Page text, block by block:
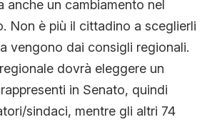
anche un cambiamento nel
Non è più il cittadino a sceglierli
vengono dai consigli regionali.
dovrà eleggere un
in Senato, quindi
sindaci, mentre gli altri 74